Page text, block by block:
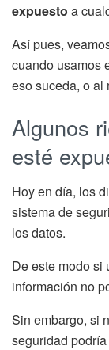
expuesto a
Así pues,
cuando usamos
eso suceda, o al
Algunos
esté
Hoy en día, los
sistema de
los datos.
De este modo si
información no
Sin embargo, si
seguridad